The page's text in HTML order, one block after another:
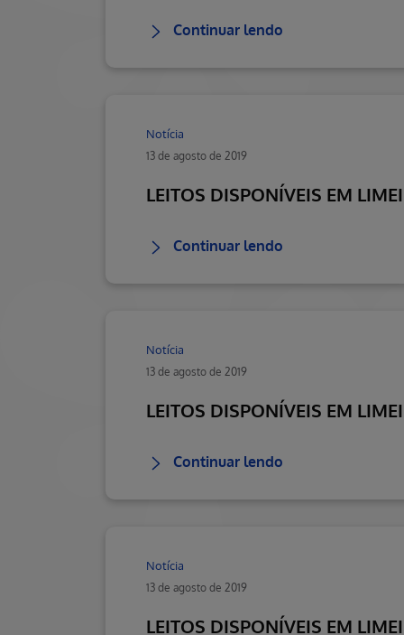
Continuar lendo
Notícia
13 de agosto de 2019
LEITOS DISPONÍVEIS EM
Continuar lendo
Notícia
13 de agosto de 2019
LEITOS DISPONÍVEIS EM
Continuar lendo
Notícia
13 de agosto de 2019
LEITOS DISPONÍVEIS EM